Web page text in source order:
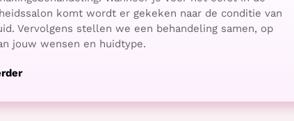
komt wordt er gekeken naar de conditie van
Vervolgens stellen we een behandeling samen, op
jouw wensen en huidtype.